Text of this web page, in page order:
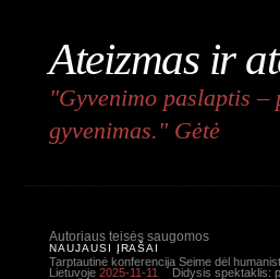
Ateizmas ir
"Gyvenimo paslaptis –
gyvenimas." Gėtė
Autoriaus teisės saugomos
NAUJAUSI ĮRAŠAI
Tarptautinė konferencija Seime dėl
Lietuvoje 2025-11-11
Didysis spektaklis: